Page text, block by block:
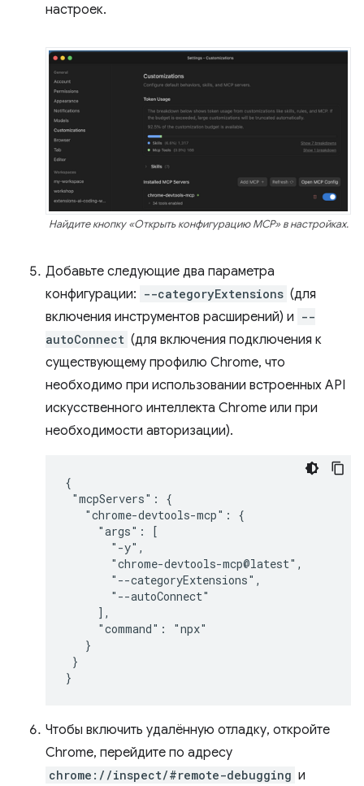
настроек.
Найдите кнопку «Открыть конфигурацию MCP» в настройках.
Добавьте следующие два параметра
конфигурации: --categoryExtensions (для
включения инструментов расширений) и --
autoConnect (для включения подключения к
существующему профилю Chrome, что
необходимо при использовании встроенных API
искусственного интеллекта Chrome или при
необходимости авторизации).
{
"mcpServers": {
   "chrome-devtools-mcp": {
     "args": [
       "-y",
       "chrome-devtools-mcp@latest",
       "--categoryExtensions",
       "--autoConnect"
     ],
     "command": "npx"
   }
}
Чтобы включить удалённую отладку, откройте
Chrome, перейдите по адресу
chrome://inspect/#remote-debugging и